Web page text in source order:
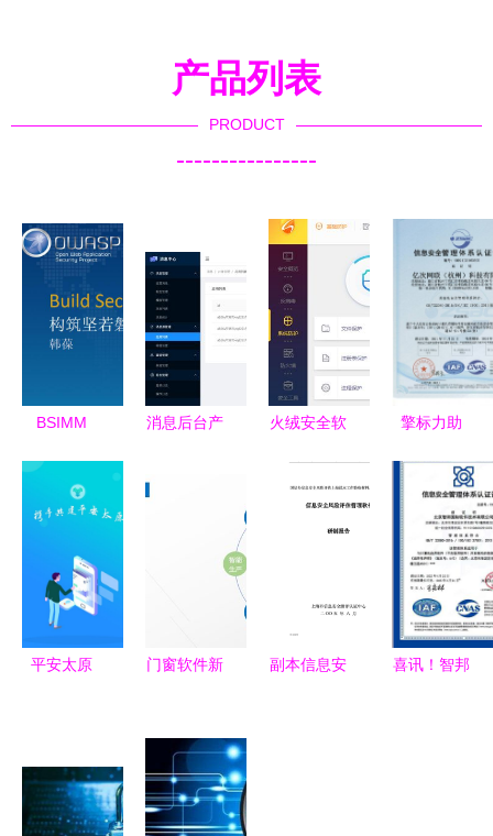
产品列表
PRODUCT
----------------
BSIMM
若磐石的安
全软件 网
络与信息安
全软件开发
的新范式
消息后台产
的设计思路
火绒安全软
v5.0.18.3
选择
擎标力助
私有云获
ISO信息安
全/隐私安
全国际标准
双认证，推
动网络与信
平安太原
卓最新版
v2.1功能详
解与多特软
门窗软件新
峰
副本信息安
喜讯！智邦